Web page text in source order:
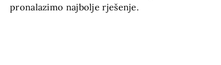
pronalazimo najbolje rješenje.